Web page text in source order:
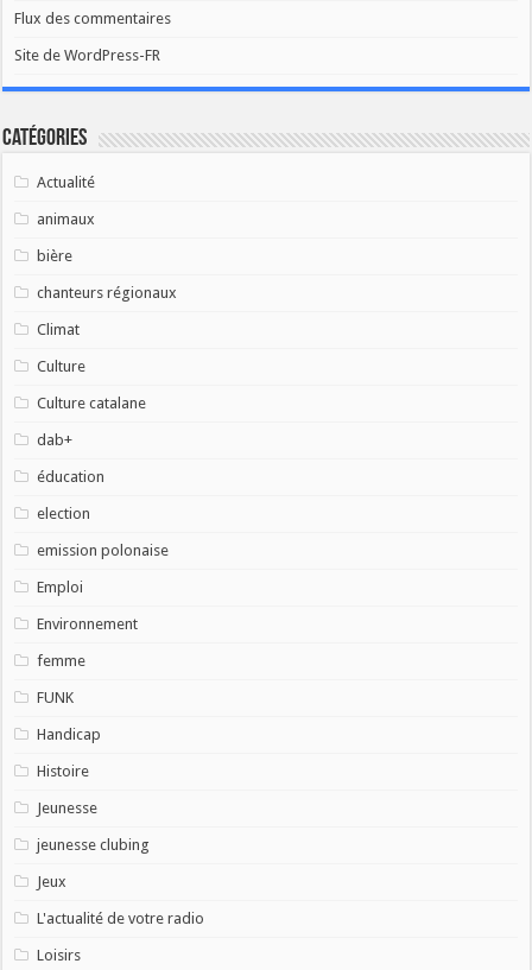
Flux des commentaires
Site de WordPress-FR
Catégories
Actualité
animaux
bière
chanteurs régionaux
Climat
Culture
Culture catalane
dab+
éducation
election
emission polonaise
Emploi
Environnement
femme
FUNK
Handicap
Histoire
Jeunesse
jeunesse clubing
Jeux
L'actualité de votre radio
Loisirs